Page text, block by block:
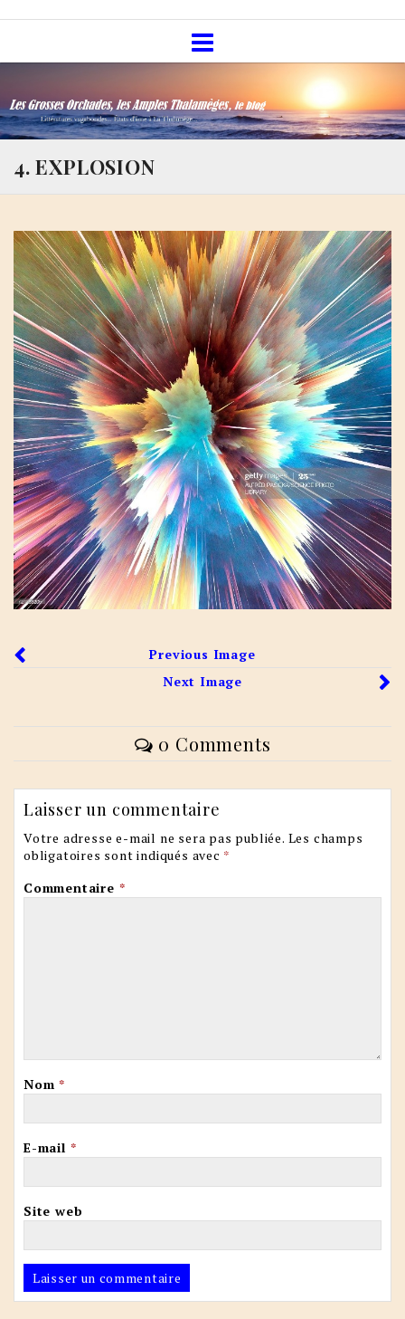
Les Grosses Orchades, les Amples
Thalamèges, le blog
4. EXPLOSION
Previous Image
Next Image
0 Comments
Laisser un commentaire
Votre adresse e-mail ne sera pas publiée. Les champs
obligatoires sont indiqués avec *
Commentaire *
Nom*
E-mail *
Site web